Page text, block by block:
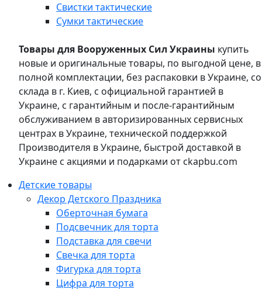
Свистки тактические
Сумки тактические
Товары для Вооруженных Сил Украины купить
новые и оригинальные товары, по выгодной цене, в
полной комплектации, без распаковки в Украине, со
склада в г. Киев, с официальной гарантией в
Украине, с гарантийным и после-гарантийным
обслуживанием в авторизированных сервисных
центрах в Украине, технической поддержкой
Производителя в Украине, быстрой доставкой в
Украине с акциями и подарками от ckapbu.com
Детские товары
Декор Детского Праздника
Оберточная бумага
Подсвечник для торта
Подставка для свечи
Свечка для торта
Фигурка для торта
Цифра для торта